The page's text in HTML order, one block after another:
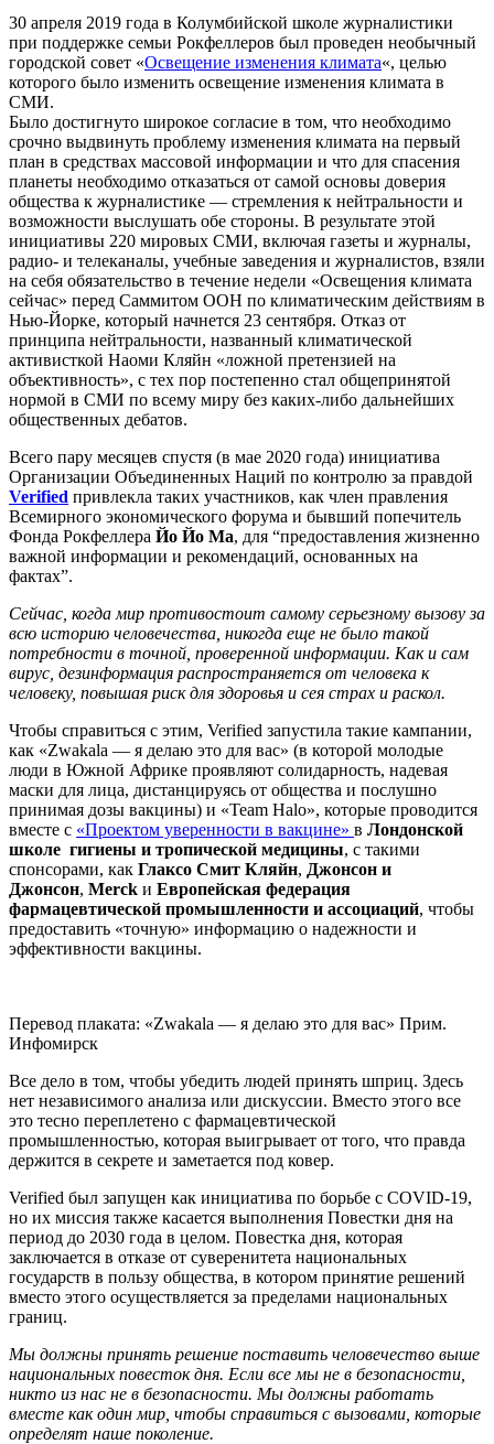
30 апреля 2019 года в Колумбийской школе журналистики
при поддержке семьи Рокфеллеров был проведен необычный
городской совет «Освещение изменения климата«, целью
которого было изменить освещение изменения климата в
СМИ.
Было достигнуто широкое согласие в том, что необходимо
срочно выдвинуть проблему изменения климата на первый
план в средствах массовой информации и что для спасения
планеты необходимо отказаться от самой основы доверия
общества к журналистике — стремления к нейтральности и
возможности выслушать обе стороны. В результате этой
инициативы 220 мировых СМИ, включая газеты и журналы,
радио- и телеканалы, учебные заведения и журналистов, взяли
на себя обязательство в течение недели «Освещения климата
сейчас» перед Саммитом ООН по климатическим действиям в
Нью-Йорке, который начнется 23 сентября. Отказ от
принципа нейтральности, названный климатической
активисткой Наоми Кляйн «ложной претензией на
объективность», с тех пор постепенно стал общепринятой
нормой в СМИ по всему миру без каких-либо дальнейших
общественных дебатов.
Всего пару месяцев спустя (в мае 2020 года) инициатива
Организации Объединенных Наций по контролю за правдой
Verified привлекла таких участников, как член правления
Всемирного экономического форума и бывший попечитель
Фонда Рокфеллера Йо Йо Ма, для “предоставления жизненно
важной информации и рекомендаций, основанных на
фактах”.
Сейчас, когда мир противостоит самому серьезному вызову за
всю историю человечества, никогда еще не было такой
потребности в точной, проверенной информации. Как и сам
вирус, дезинформация распространяется от человека к
человеку, повышая риск для здоровья и сея страх и раскол.
Чтобы справиться с этим, Verified запустила такие кампании,
как «Zwakala — я делаю это для вас» (в которой молодые
люди в Южной Африке проявляют солидарность, надевая
маски для лица, дистанцируясь от общества и послушно
принимая дозы вакцины) и «Team Halo», которые проводится
вместе с «Проектом уверенности в вакцине» в Лондонской
школе гигиены и тропической медицины, с такими
спонсорами, как Глаксо Смит Кляйн, Джонсон и
Джонсон, Merck и Европейская федерация
фармацевтической промышленности и ассоциаций, чтобы
предоставить «точную» информацию о надежности и
эффективности вакцины.
Перевод плаката: «Zwakala — я делаю это для вас» Прим.
Инфомирск
Все дело в том, чтобы убедить людей принять шприц. Здесь
нет независимого анализа или дискуссии. Вместо этого все
это тесно переплетено с фармацевтической
промышленностью, которая выигрывает от того, что правда
держится в секрете и заметается под ковер.
Verified был запущен как инициатива по борьбе с COVID-19,
но их миссия также касается выполнения Повестки дня на
период до 2030 года в целом. Повестка дня, которая
заключается в отказе от суверенитета национальных
государств в пользу общества, в котором принятие решений
вместо этого осуществляется за пределами национальных
границ.
Мы должны принять решение поставить человечество выше
национальных повесток дня. Если все мы не в безопасности,
никто из нас не в безопасности. Мы должны работать
вместе как один мир, чтобы справиться с вызовами, которые
определят наше поколение.